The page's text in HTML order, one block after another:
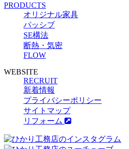
PRODUCTS
オリジナル家具
パッシブ
SE構法
断熱・気密
FLOW
WEBSITE
RECRUIT
新着情報
プライバシーポリシー
サイトマップ
リフォーム